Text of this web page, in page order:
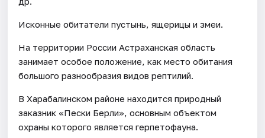
Исконные обитатели пустынь, ящерицы и змеи.
На территории России Астраханская область
занимает особое положение, как место обитания
большого разнообразия видов рептилий.
В Харабалинском районе находится природный
заказник «Пески Берли», основным объектом
охраны которого является герпетофауна.